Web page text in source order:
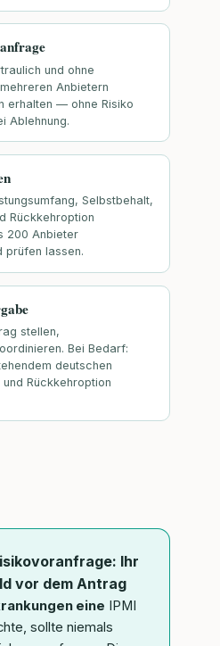
und ohne
Anbietern
erhalten — ohne Risiko
Ablehnung.
Selbstbehalt,
Rückkehroption
200 Anbieter
prüfen lassen.
stellen,
Bei Bedarf:
deutschen
Rückkehroption
Ihr
vor dem Antrag
eine IPMI
sollte niemals